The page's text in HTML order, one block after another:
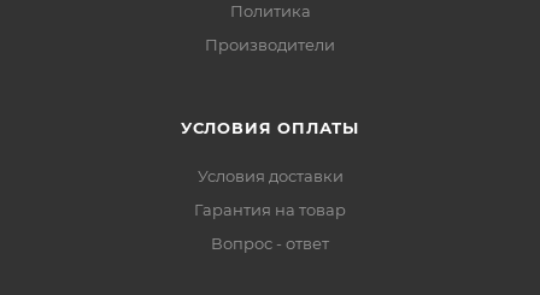
Политика
Производители
УСЛОВИЯ ОПЛАТЫ
Условия доставки
Гарантия на товар
Вопрос - ответ